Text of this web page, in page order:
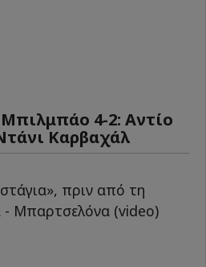
4-2: Αντίο
Καρβαχάλ